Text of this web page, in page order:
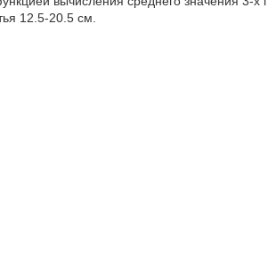
12.5-20.5 см.